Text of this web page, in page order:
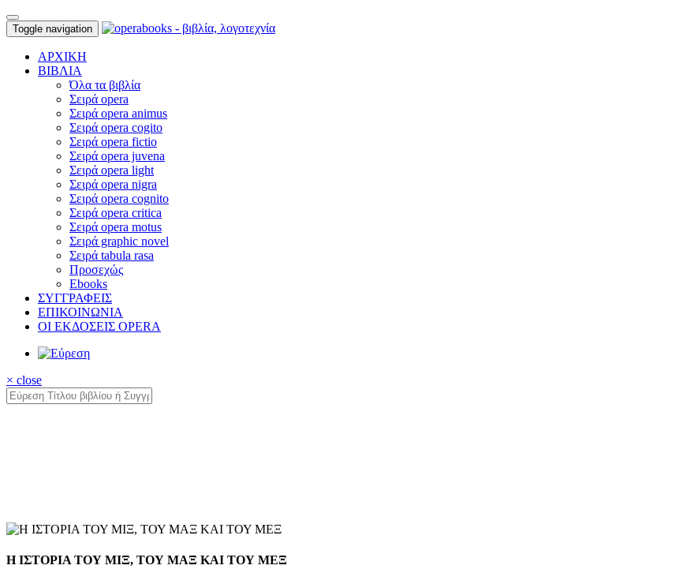
Toggle navigation
ΑΡΧΙΚΗ
ΒΙΒΛΙΑ
Όλα τα βιβλία
Σειρά opera
Σειρά opera animus
Σειρά opera cogito
Σειρά opera fictio
Σειρά opera juvena
Σειρά opera light
Σειρά opera nigra
Σειρά opera cognito
Σειρά opera critica
Σειρά opera motus
Σειρά graphic novel
Σειρά tabula rasa
Προσεχώς
Ebooks
ΣΥΓΓΡΑΦΕΙΣ
ΕΠΙΚΟΙΝΩΝΙΑ
ΟΙ ΕΚΔΟΣΕΙΣ OPERA
× close
Η ΙΣΤΟΡΙΑ ΤΟΥ ΜΙΞ, ΤΟΥ ΜΑΞ ΚΑΙ ΤΟΥ ΜΕΞ